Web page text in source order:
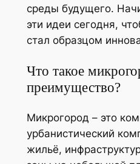
среды будущего.
эти идеи сегодня,
стал образцом
Что такое
преимущество?
Микрогород – это
урбанистический
жильё,